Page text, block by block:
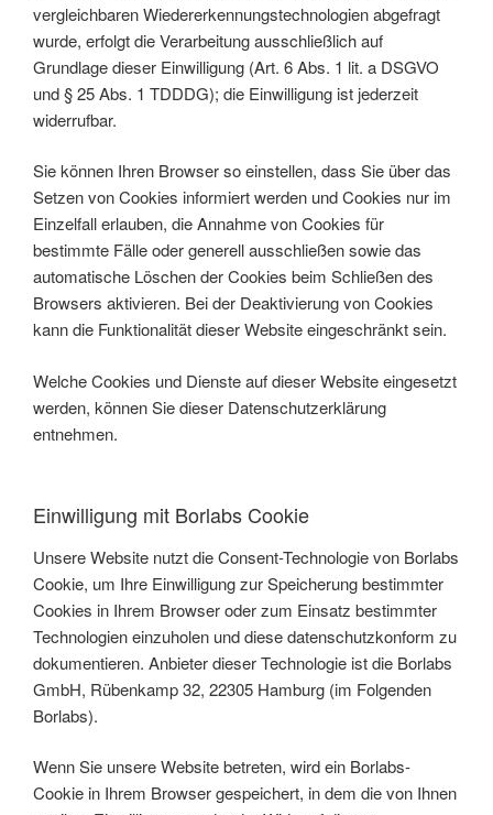
vergleichbaren Wiedererkennungstechnologien abgefragt
wurde, erfolgt die Verarbeitung ausschließlich auf
Grundlage dieser Einwilligung (Art. 6 Abs. 1 lit. a DSGVO
und § 25 Abs. 1 TDDDG); die Einwilligung ist jederzeit
widerrufbar.
Sie können Ihren Browser so einstellen, dass Sie über das
Setzen von Cookies informiert werden und Cookies nur im
Einzelfall erlauben, die Annahme von Cookies für
bestimmte Fälle oder generell ausschließen sowie das
automatische Löschen der Cookies beim Schließen des
Browsers aktivieren. Bei der Deaktivierung von Cookies
kann die Funktionalität dieser Website eingeschränkt sein.
Welche Cookies und Dienste auf dieser Website eingesetzt
werden, können Sie dieser Datenschutzerklärung
entnehmen.
Einwilligung mit Borlabs Cookie
Unsere Website nutzt die Consent-Technologie von Borlabs
Cookie, um Ihre Einwilligung zur Speicherung bestimmter
Cookies in Ihrem Browser oder zum Einsatz bestimmter
Technologien einzuholen und diese datenschutzkonform zu
dokumentieren. Anbieter dieser Technologie ist die Borlabs
GmbH, Rübenkamp 32, 22305 Hamburg (im Folgenden
Borlabs).
Wenn Sie unsere Website betreten, wird ein Borlabs-
Cookie in Ihrem Browser gespeichert, in dem die von Ihnen